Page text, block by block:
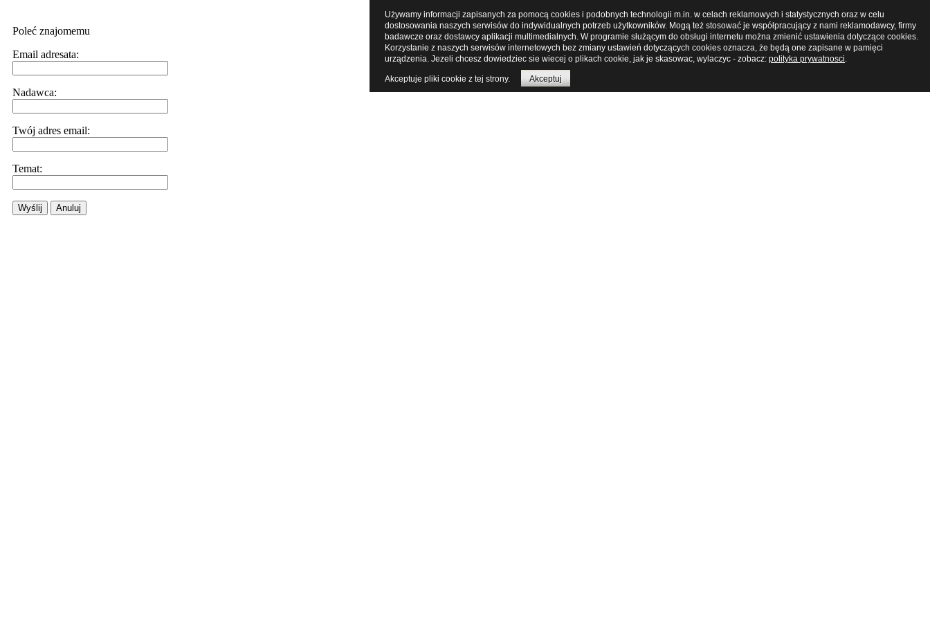
Zamknij okno
Poleć znajomemu
Email adresata:
Nadawca:
Twój adres email:
Temat:
Wyślij Anuluj
Używamy informacji zapisanych za pomocą cookies i podobnych technologii m.in. w celach reklamowych i statystycznych oraz w celu
dostosowania naszych serwisów do indywidualnych potrzeb użytkowników. Mogą też stosować je współpracujący z nami reklamodawcy, firmy
badawcze oraz dostawcy aplikacji multimedialnych. W programie służącym do obsługi internetu można zmienić ustawienia dotyczące cookies.
Korzystanie z naszych serwisów internetowych bez zmiany ustawień dotyczących cookies oznacza, że będą one zapisane w pamięci
urządzenia. Jezeli chcesz dowiedziec sie wiecej o plikach cookie, jak je skasowac, wylaczyc - zobacz: polityka prywatnosci.
Akceptuje pliki cookie z tej strony. Akceptuj